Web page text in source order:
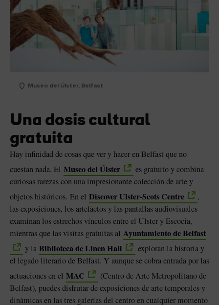
Museo del Úlster, Belfast
Una dosis cultural
gratuita
Hay infinidad de cosas que ver y hacer en Belfast que no
cuestan nada. El Museo del Úlster
es gratuito y combina
curiosas rarezas con una impresionante colección de arte y
objetos históricos. En el Discover Ulster-Scots Centre
,
las exposiciones, los artefactos y las pantallas audiovisuales
examinan los estrechos vínculos entre el Ulster y Escocia,
mientras que las visitas gratuitas al Ayuntamiento de Belfast
y la Biblioteca de Linen Hall
exploran la historia y
el legado literario de Belfast. Y aunque se cobra entrada por las
actuaciones en el MAC
(Centro de Arte Metropolitano de
Belfast), puedes disfrutar de exposiciones de arte temporales y
dinámicas en las tres galerías del centro en cualquier momento